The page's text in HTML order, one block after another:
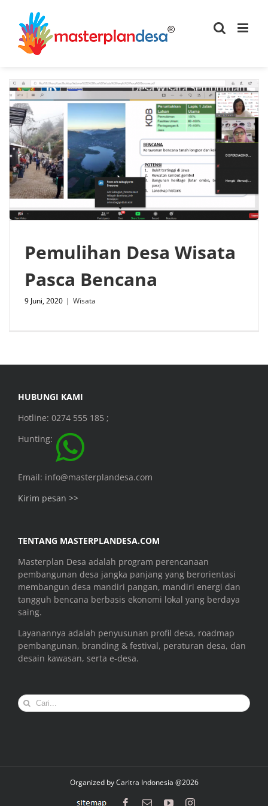
content
Pemulihan Desa Wisata
Pasca Bencana
9 Juni, 2020 | Wisata
HUBUNGI KAMI
Hotline: 0274 555 185 ;
Hunting:
Email: info@masterplandesa.com
Kirim pesan >>
TENTANG MASTERPLANDESA.COM
Masterplan Desa adalah program perencanaan
pembangunan desa jangka panjang yang berorientasi
membangun desa mandiri pangan, mandiri energi dan
tangguh bencana berbasis ekonomi lokal yang berdaya
saing.
Layanannya adalah penyusunan profil desa, roadmap
pembangunan, branding & festival, peraturan desa, dan
desain kawasan, serta e-desa.
Search
for:
Organized byCaritra Indonesia @2026
sitemap Facebook
EmailYouTubeInstagram